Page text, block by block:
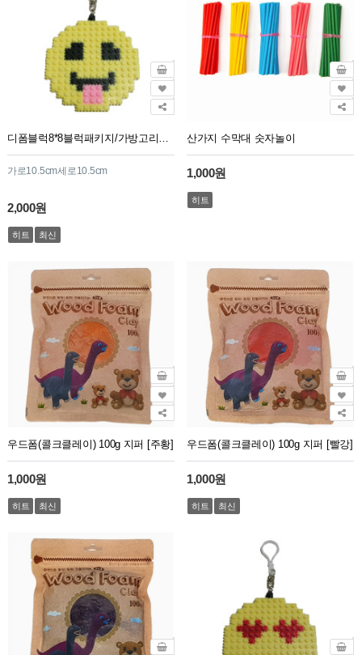
가로10.5cm세로10.5cm
2,000원
히트 최신
산가지 수막대 숫자놀이
1,000원
히트
우드폼(콜크클레이) 100g 지퍼 [주황]
1,000원
히트 최신
우드폼(콜크클레이) 100g 지퍼 [빨강]
1,000원
히트 최신